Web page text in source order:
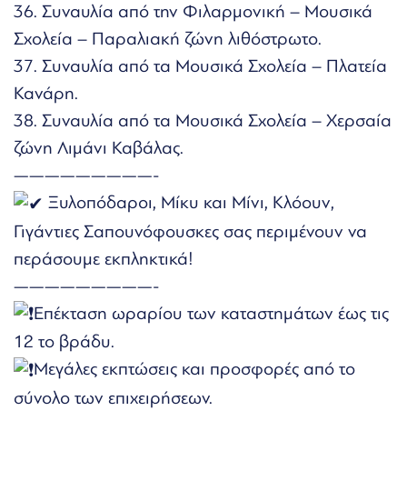
36. Συναυλία από την Φιλαρμονική – Μουσικά
Σχολεία – Παραλιακή ζώνη λιθόστρωτο.
37. Συναυλία από τα Μουσικά Σχολεία – Πλατεία
Κανάρη.
38. Συναυλία από τα Μουσικά Σχολεία – Χερσαία
ζώνη Λιμάνι Καβάλας.
—————————-
Ξυλοπόδαροι, Μίκυ και Μίνι, Κλόουν,
Γιγάντιες Σαπουνόφουσκες σας περιμένουν να
περάσουμε εκπληκτικά!
—————————-
Επέκταση ωραρίου των καταστημάτων έως τις
12 το βράδυ.
Μεγάλες εκπτώσεις και προσφορές από το
σύνολο των επιχειρήσεων.